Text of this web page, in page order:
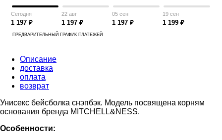
Сегодня
1 197 ₽
22 авг
1 197 ₽
05 сен
1 197 ₽
19 сен
1 199 ₽
ПРЕДВАРИТЕЛЬНЫЙ ГРАФИК ПЛАТЕЖЕЙ
Описание
доставка
оплата
возврат
Унисекс бейсболка снэпбэк. Модель посвящена корням
основания бренда MITCHELL&NESS.
Особенности: